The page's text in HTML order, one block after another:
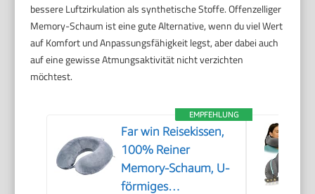
bessere Luftzirkulation als synthetische Stoffe. Offenzelliger
Memory-Schaum ist eine gute Alternative, wenn du viel Wert
auf Komfort und Anpassungsfähigkeit legst, aber dabei auch
auf eine gewisse Atmungsaktivität nicht verzichten
möchtest.
EMPFEHLUNG
Far win Reisekissen,
100% Reiner
Memory-Schaum, U-
förmiges